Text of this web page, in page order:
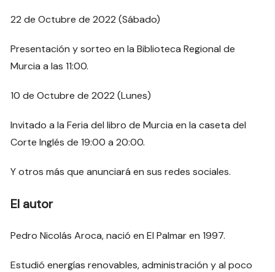
22 de Octubre de 2022 (Sábado)
Presentación y sorteo en la Biblioteca Regional de
Murcia a las 11:00.
10 de Octubre de 2022 (Lunes)
Invitado a la Feria del libro de Murcia en la caseta del
Corte Inglés de 19:00 a 20:00.
Y otros más que anunciará en sus redes sociales.
El autor
Pedro Nicolás Aroca, nació en El Palmar en 1997.
Estudió energías renovables, administración y al poco